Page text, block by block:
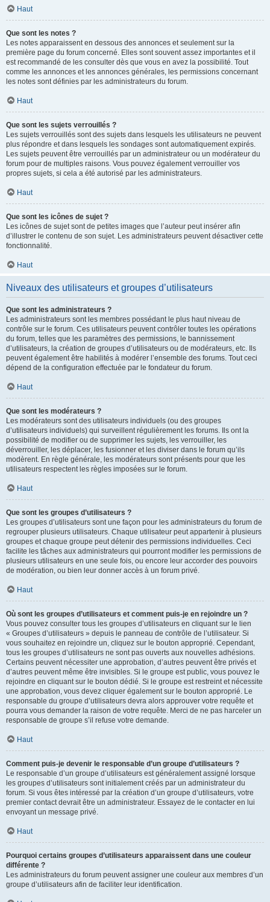
Haut
Que sont les notes ?
Les notes apparaissent en dessous des annonces et seulement sur la
première page du forum concerné. Elles sont souvent assez importantes et il
est recommandé de les consulter dès que vous en avez la possibilité. Tout
comme les annonces et les annonces générales, les permissions concernant
les notes sont définies par les administrateurs du forum.
Haut
Que sont les sujets verrouillés ?
Les sujets verrouillés sont des sujets dans lesquels les utilisateurs ne peuvent
plus répondre et dans lesquels les sondages sont automatiquement expirés.
Les sujets peuvent être verrouillés par un administrateur ou un modérateur du
forum pour de multiples raisons. Vous pouvez également verrouiller vos
propres sujets, si cela a été autorisé par les administrateurs.
Haut
Que sont les icônes de sujet ?
Les icônes de sujet sont de petites images que l’auteur peut insérer afin
d’illustrer le contenu de son sujet. Les administrateurs peuvent désactiver cette
fonctionnalité.
Haut
Niveaux des utilisateurs et groupes d’utilisateurs
Que sont les administrateurs ?
Les administrateurs sont les membres possédant le plus haut niveau de
contrôle sur le forum. Ces utilisateurs peuvent contrôler toutes les opérations
du forum, telles que les paramètres des permissions, le bannissement
d’utilisateurs, la création de groupes d’utilisateurs ou de modérateurs, etc. Ils
peuvent également être habilités à modérer l’ensemble des forums. Tout ceci
dépend de la configuration effectuée par le fondateur du forum.
Haut
Que sont les modérateurs ?
Les modérateurs sont des utilisateurs individuels (ou des groupes
d’utilisateurs individuels) qui surveillent régulièrement les forums. Ils ont la
possibilité de modifier ou de supprimer les sujets, les verrouiller, les
déverrouiller, les déplacer, les fusionner et les diviser dans le forum qu’ils
modèrent. En règle générale, les modérateurs sont présents pour que les
utilisateurs respectent les règles imposées sur le forum.
Haut
Que sont les groupes d’utilisateurs ?
Les groupes d’utilisateurs sont une façon pour les administrateurs du forum de
regrouper plusieurs utilisateurs. Chaque utilisateur peut appartenir à plusieurs
groupes et chaque groupe peut détenir des permissions individuelles. Ceci
facilite les tâches aux administrateurs qui pourront modifier les permissions de
plusieurs utilisateurs en une seule fois, ou encore leur accorder des pouvoirs
de modération, ou bien leur donner accès à un forum privé.
Haut
Où sont les groupes d’utilisateurs et comment puis-je en rejoindre un ?
Vous pouvez consulter tous les groupes d’utilisateurs en cliquant sur le lien
« Groupes d’utilisateurs » depuis le panneau de contrôle de l’utilisateur. Si
vous souhaitez en rejoindre un, cliquez sur le bouton approprié. Cependant,
tous les groupes d’utilisateurs ne sont pas ouverts aux nouvelles adhésions.
Certains peuvent nécessiter une approbation, d’autres peuvent être privés et
d’autres peuvent même être invisibles. Si le groupe est public, vous pouvez le
rejoindre en cliquant sur le bouton dédié. Si le groupe est restreint et nécessite
une approbation, vous devez cliquer également sur le bouton approprié. Le
responsable du groupe d’utilisateurs devra alors approuver votre requête et
pourra vous demander la raison de votre requête. Merci de ne pas harceler un
responsable de groupe s’il refuse votre demande.
Haut
Comment puis-je devenir le responsable d’un groupe d’utilisateurs ?
Le responsable d’un groupe d’utilisateurs est généralement assigné lorsque
les groupes d’utilisateurs sont initialement créés par un administrateur du
forum. Si vous êtes intéressé par la création d’un groupe d’utilisateurs, votre
premier contact devrait être un administrateur. Essayez de le contacter en lui
envoyant un message privé.
Haut
Pourquoi certains groupes d’utilisateurs apparaissent dans une couleur
différente ?
Les administrateurs du forum peuvent assigner une couleur aux membres d’un
groupe d’utilisateurs afin de faciliter leur identification.